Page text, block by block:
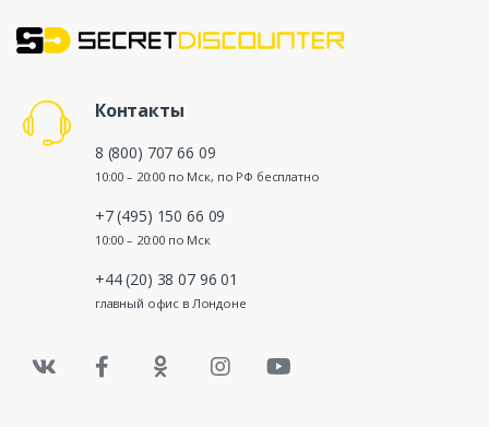
Контакты
8 (800) 707 66 09
10:00 – 20:00 по Мск, по РФ бесплатно
+7 (495) 150 66 09
10:00 – 20:00 по Мск
+44 (20) 38 07 96 01
главный офис в Лондоне